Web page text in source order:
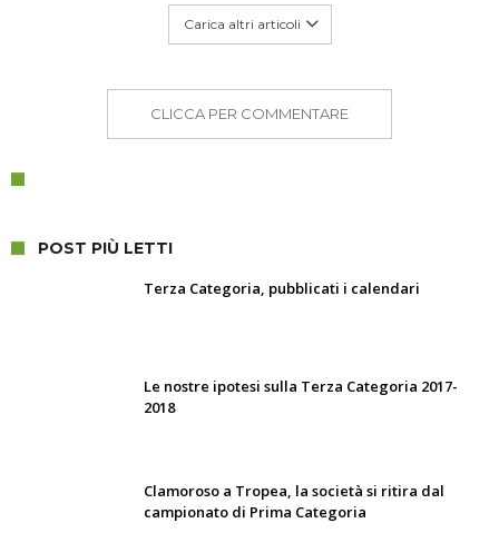
Carica altri articoli
CLICCA PER COMMENTARE
POST PIÙ LETTI
Terza Categoria, pubblicati i calendari
Le nostre ipotesi sulla Terza Categoria 2017-
2018
Clamoroso a Tropea, la società si ritira dal
campionato di Prima Categoria